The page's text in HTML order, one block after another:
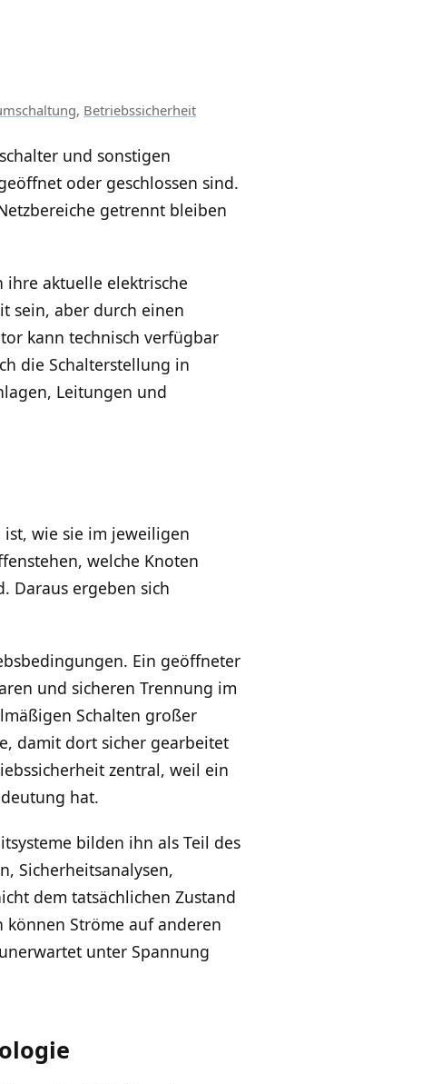
, Betriebssicherheit
und sonstigen
oder geschlossen sind.
getrennt bleiben
aktuelle elektrische
sein, aber durch einen
kann technisch verfügbar
die Schalterstellung in
Leitungen und
wie sie im jeweiligen
welche Knoten
Daraus ergeben sich
Ein geöffneter
und sicheren Trennung im
Schalten großer
damit dort sicher gearbeitet
zentral, weil ein
hat.
bilden ihn als Teil des
Sicherheitsanalysen,
dem tatsächlichen Zustand
Ströme auf anderen
unter Spannung